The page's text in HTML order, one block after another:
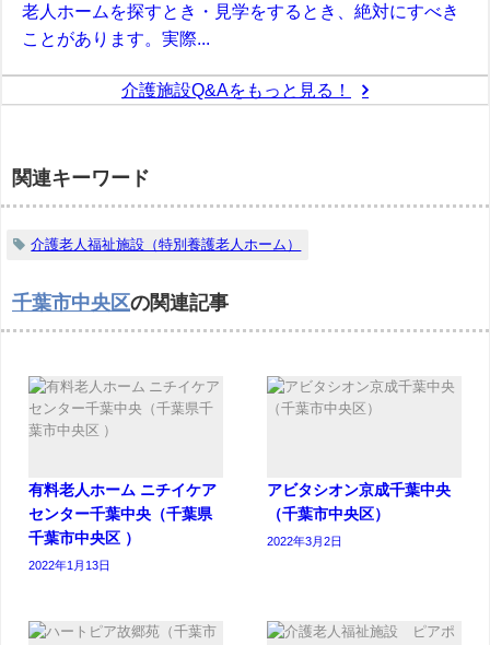
老人ホームを探すとき・見学をするとき、絶対にすべき
ことがあります。実際...
介護施設Q&Aをもっと見る！
関連キーワード
介護老人福祉施設（特別養護老人ホーム）
千葉市中央区の関連記事
有料老人ホーム ニチイケア
センター千葉中央（千葉県
千葉市中央区 ）
2022年1月13日
アビタシオン京成千葉中央
（千葉市中央区）
2022年3月2日